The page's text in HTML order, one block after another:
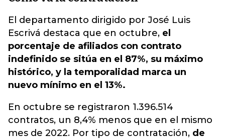
El departamento dirigido por José Luis
Escrivá destaca que en octubre, el
porcentaje de afiliados con contrato
indefinido se sitúa en el 87%, su máximo
histórico, y la temporalidad marca un
nuevo mínimo en el 13%.
En octubre se registraron 1.396.514
contratos, un 8,4% menos que en el mismo
mes de 2022. Por tipo de contratación, de